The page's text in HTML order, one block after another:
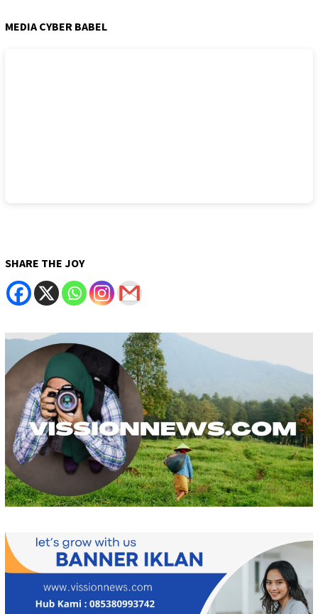
MEDIA CYBER BABEL
SHARE THE JOY